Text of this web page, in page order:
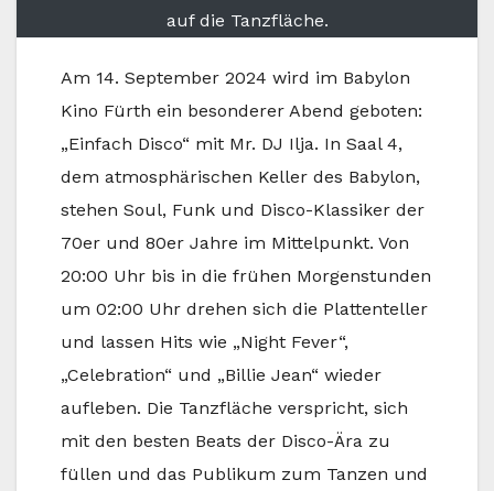
auf die Tanzfläche.
Am 14. September 2024 wird im Babylon
Kino Fürth ein besonderer Abend geboten:
„Einfach Disco“ mit Mr. DJ Ilja. In Saal 4,
dem atmosphärischen Keller des Babylon,
stehen Soul, Funk und Disco-Klassiker der
70er und 80er Jahre im Mittelpunkt. Von
20:00 Uhr bis in die frühen Morgenstunden
um 02:00 Uhr drehen sich die Plattenteller
und lassen Hits wie „Night Fever“,
„Celebration“ und „Billie Jean“ wieder
aufleben. Die Tanzfläche verspricht, sich
mit den besten Beats der Disco-Ära zu
füllen und das Publikum zum Tanzen und